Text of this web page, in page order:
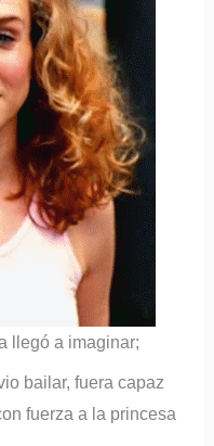
llegó a imaginar;
bailar, fuera capaz
fuerza a la princesa